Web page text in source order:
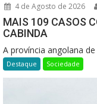
4 de Agosto de 2026
MAIS 109 CASOS
CABINDA
A província angolana
Destaque Sociedade